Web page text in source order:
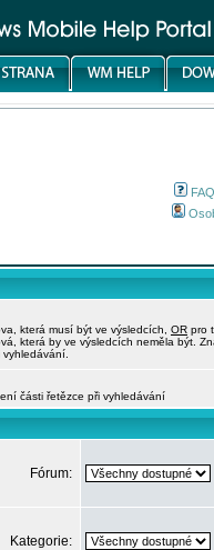
FAQ
která musí být ve výsledcích, OR pro
která by ve výsledcích neměla být.
části řetězce při vyhledávání
Fórum:
Kategorie: